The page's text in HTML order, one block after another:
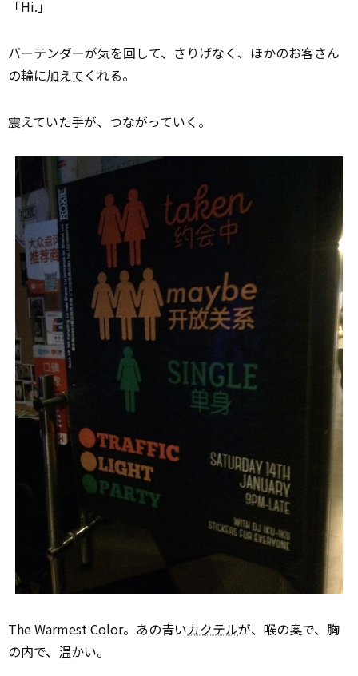
「Hi.」
バーテンダーが気を回して、さりげなく、ほかのお客さん
の輪に加えて くれる。
震えていた手が、つながっていく。
The Warmest Color。あの青いカクテルが、喉の奥で、胸
の内で、温かい。